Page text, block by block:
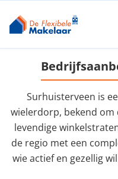
Surhuisterveen is
wielerdorp, bekend om
levendige
de regio met een
wie actief en gezellig